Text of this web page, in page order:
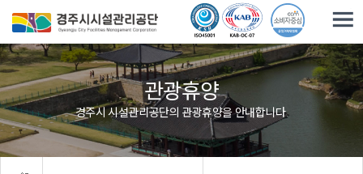
관광휴양
경주시 시설관리공단의 관광휴양을 안내합니다.